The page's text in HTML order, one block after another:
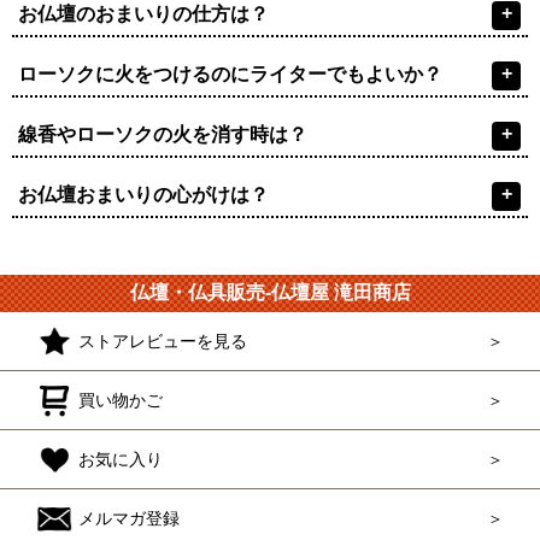
お仏壇のおまいりの仕方は？ +
ローソクに火をつけるのにライターでもよいか？ +
線香やローソクの火を消す時は？ +
お仏壇おまいりの心がけは？ +
仏壇・仏具販売-仏壇屋 滝田商店
ストアレビューを見る
買い物かご
お気に入り
メルマガ登録